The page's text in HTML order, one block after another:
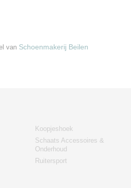
van Schoenmakerij Beilen
Koopjeshoek
Schaats Accessoires &
Onderhoud
Ruitersport